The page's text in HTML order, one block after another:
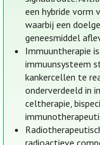
een hybride vorm
waarbij een
geneesmiddel
Immuuntherapie
immuunsysteem
kankercellen te
onderverdeeld in
celtherapie,